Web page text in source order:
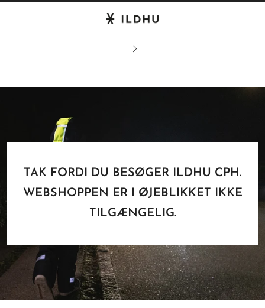
TAK FORDI DU BESØGER ILDHU CPH.
WEBSHOPPEN ER I ØJEBLIKKET IKKE
TILGÆNGELIG.